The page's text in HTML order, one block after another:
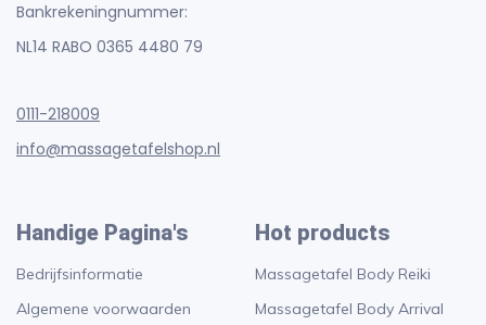
Bankrekeningnummer:
NL14 RABO 0365 4480 79
0111-218009
info@massagetafelshop.nl
Handige Pagina's
Bedrijfsinformatie
Algemene voorwaarden
Hot products
Massagetafel Body Reiki
Massagetafel Body Arrival